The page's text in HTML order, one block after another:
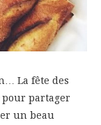
La fête des
pour partager
un beau